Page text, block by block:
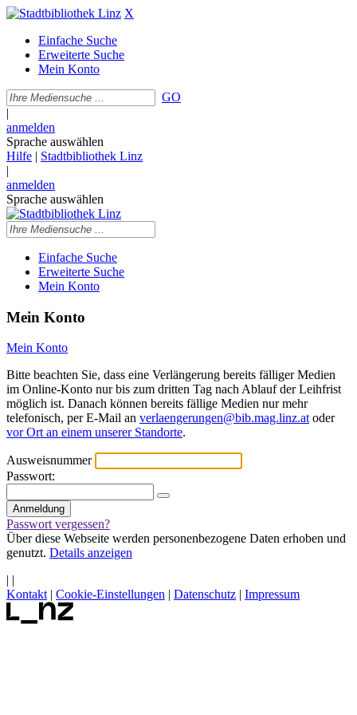
X
Einfache Suche
Erweiterte Suche
Mein Konto
GO
|
anmelden
Sprache auswählen
Hilfe | Stadtbibliothek Linz
|
anmelden
Sprache auswählen
Einfache Suche
Erweiterte Suche
Mein Konto
Mein Konto
Mein Konto
Bitte beachten Sie, dass eine Verlängerung bereits fälliger Medien
im Online-Konto nur bis zum dritten Tag nach Ablauf der Leihfrist
möglich ist. Danach können bereits fällige Medien nur mehr
telefonisch, per E-Mail an verlaengerungen@bib.mag.linz.atoder
vor Ort an einem unserer Standorte.
Ausweisnummer
Passwort:
Passwort vergessen?
Über diese Webseite werden personenbezogene Daten erhoben und
genutzt. Details anzeigen
| |
Kontakt| Cookie-Einstellungen | Datenschutz | Impressum